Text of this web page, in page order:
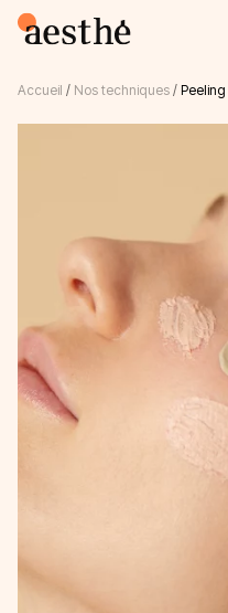
Accueil / Nos techniques / Peeling